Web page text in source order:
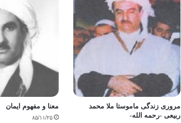
مروری زندگی ماموستا ملا محمد
ربیعی -رحمه‌ الله‌-
معنا و مفهوم ایمان
۸۵/۱۱/۲۵